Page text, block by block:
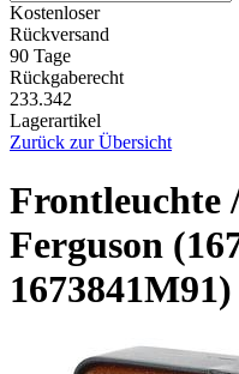
Kostenloser
Rückversand
90 Tage
Rückgaberecht
233.342
Lagerartikel
Zurück zur Übersicht
Frontleuchte
Ferguson
1673841M91)